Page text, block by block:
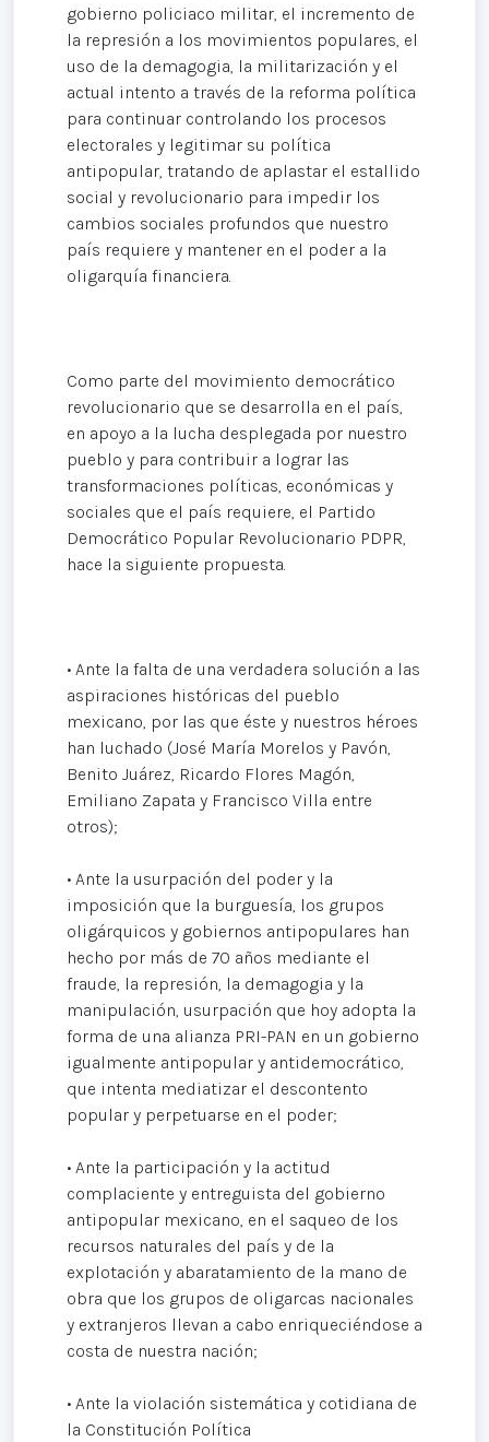
gobierno policiaco militar, el incremento de
la represión a los movimientos populares, el
uso de la demagogia, la militarización y el
actual intento a través de la reforma política
para continuar controlando los procesos
electorales y legitimar su política
antipopular, tratando de aplastar el estallido
social y revolucionario para impedir los
cambios sociales profundos que nuestro
país requiere y mantener en el poder a la
oligarquía financiera.
Como parte del movimiento democrático
revolucionario que se desarrolla en el país,
en apoyo a la lucha desplegada por nuestro
pueblo y para contribuir a lograr las
transformaciones políticas, económicas y
sociales que el país requiere, el Partido
Democrático Popular Revolucionario PDPR,
hace la siguiente propuesta.
• Ante la falta de una verdadera solución a las
aspiraciones históricas del pueblo
mexicano, por las que éste y nuestros héroes
han luchado (José María Morelos y Pavón,
Benito Juárez, Ricardo Flores Magón,
Emiliano Zapata y Francisco Villa entre
otros);
• Ante la usurpación del poder y la
imposición que la burguesía, los grupos
oligárquicos y gobiernos antipopulares han
hecho por más de 70 años mediante el
fraude, la represión, la demagogia y la
manipulación, usurpación que hoy adopta la
forma de una alianza PRI-PAN en un gobierno
igualmente antipopular y antidemocrático,
que intenta mediatizar el descontento
popular y perpetuarse en el poder;
• Ante la participación y la actitud
complaciente y entreguista del gobierno
antipopular mexicano, en el saqueo de los
recursos naturales del país y de la
explotación y abaratamiento de la mano de
obra que los grupos de oligarcas nacionales
y extranjeros llevan a cabo enriqueciéndose a
costa de nuestra nación;
• Ante la violación sistemática y cotidiana de
la Constitución Política